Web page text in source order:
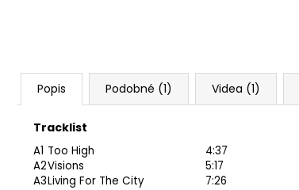
Popis Podobné (1) Videa (1)
Tracklist
A1 Too High
4:37
A2Visions
5:17
A3Living For The City
7:26